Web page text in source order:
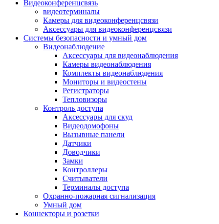
Аксессуары для электро и
пневмоинструмента
Аккумуляторы для инструмента
Зарядные устройства для аккумуляторов
Миксеры строительные
Молотки отбойные
Паяльное оборудование
Садовая техника
Минимойки
Аксессуары для минимоек
Газонокосилки и триммеры
Газонокосилки
Культиваторы и мотоблоки
Аэраторы и скарификаторы
Мотоблоки
Генераторы
Снегоуборщики
Воздуходувки
Цепные и бензопилы
Оснастка к садовой технике
Садовые насосы
Поливочное оборудование
Садовые измельчители
Гидроаккумуляторы
Видеоконференцсвязь
видеотерминалы
Камеры для видеоконференцсвязи
Аксессуары для видеоконференцсвязи
Системы безопасности и умный дом
Видеонаблюдение
Аксессуары для видеонаблюдения
Камеры видеонаблюдения
Комплекты видеонаблюдения
Мониторы и видеостены
Регистраторы
Тепловизоры
Контроль доступа
Аксессуары для скуд
Видеодомофоны
Вызывные панели
Датчики
Доводчики
Замки
Контроллеры
Считыватели
Терминалы доступа
Охранно-пожарная сигнализация
Умный дом
Коннекторы и розетки